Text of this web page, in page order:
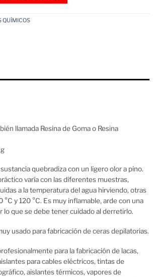
QUÍMICOS
llamada Resina de Goma o Resina
quebradiza con un ligero olor a pino.
varía con las diferentes muestras,
a la temperatura del agua hirviendo, otras
y 120 °C. Es muy inflamable, arde con una
lo que se debe tener cuidado al derretirlo.
usado para fabricación de ceras depilatorias.
para la fabricación de lacas,
para cables eléctricos, tintas de
aislantes térmicos, vapores de